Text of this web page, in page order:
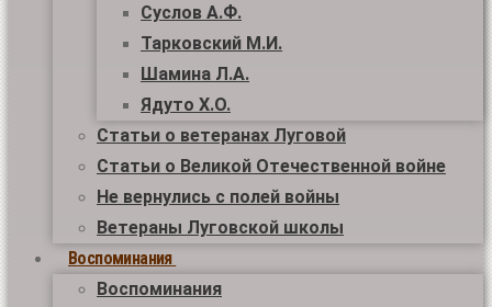
Суслов А.Ф.
Тарковский М.И.
Шамина Л.А.
Ядуто Х.О.
Статьи о ветеранах Луговой
Статьи о Великой Отечественной войне
Не вернулись с полей войны
Ветераны Луговской школы
Воспоминания
Воспоминания